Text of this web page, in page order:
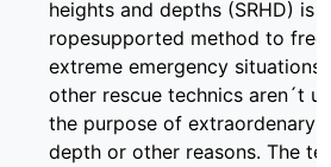
heights and depths (SRHD) is a
ropesupported method to
extreme emergency situations,
other rescue technics aren´t
the purpose of extraordenary
depth or other reasons. The